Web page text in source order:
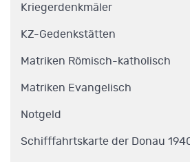
Kriegerdenkmäler
KZ-Gedenkstätten
Matriken Römisch-katholisch
Matriken Evangelisch
Notgeld
Schifffahrtskarte der Donau